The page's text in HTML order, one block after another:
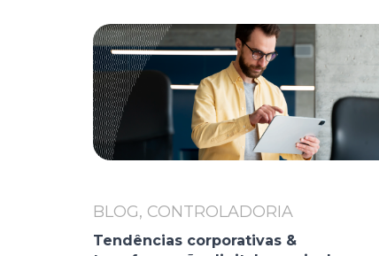
BLOG, CONTROLADORIA
Tendências corporativas &